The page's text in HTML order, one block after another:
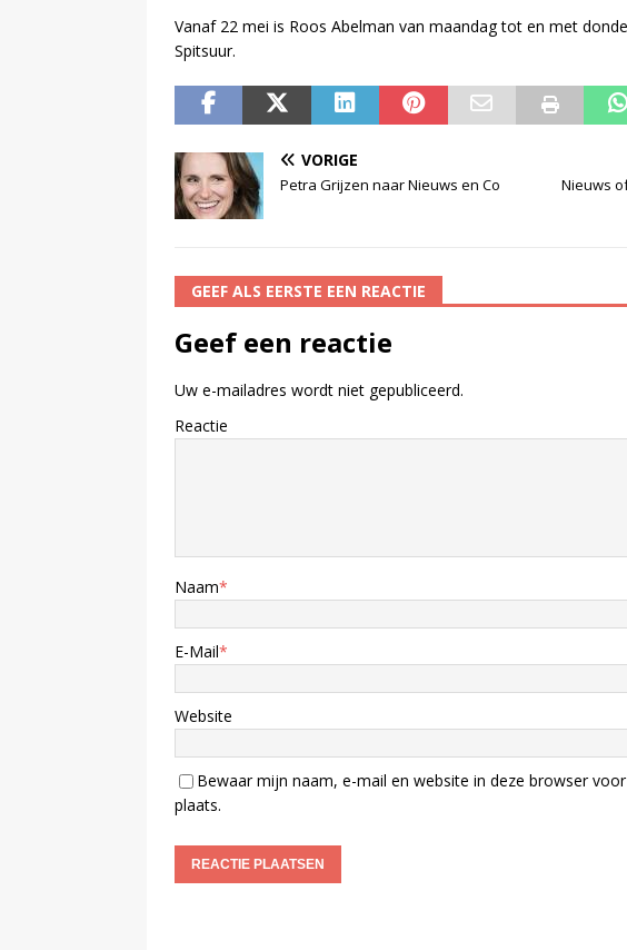
Vanaf 22 mei is Roos Abelman van maandag tot en met
Spitsuur.
VORIGE
Petra Grijzen naar Nieuws en Co
Nieuws
GEEF ALS EERSTE EEN REACTIE
Geef een reactie
Uw e-mailadres wordt niet gepubliceerd.
Reactie
Naam*
E-Mail*
Website
Bewaar mijn naam, e-mail en website in deze browser
plaats.